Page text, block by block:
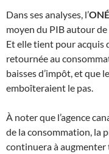
Dans ses analyses, l’ONÉ
moyen du PIB autour
Et elle tient pour acquis
retournée au
baisses d’impôt, et que
emboîteraient le pas.
À noter que l’agence
de la consommation, la
continuera à augmenter